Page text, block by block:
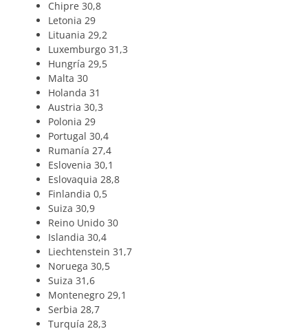
Chipre 30,8
Letonia 29
Lituania 29,2
Luxemburgo 31,3
Hungría 29,5
Malta 30
Holanda 31
Austria 30,3
Polonia 29
Portugal 30,4
Rumanía 27,4
Eslovenia 30,1
Eslovaquia 28,8
Finlandia 0,5
Suiza 30,9
Reino Unido 30
Islandia 30,4
Liechtenstein 31,7
Noruega 30,5
Suiza 31,6
Montenegro 29,1
Serbia 28,7
Turquía 28,3